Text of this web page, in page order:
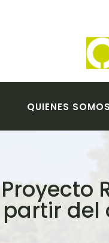
QUIENES SOMOS
Proyecto
partir del